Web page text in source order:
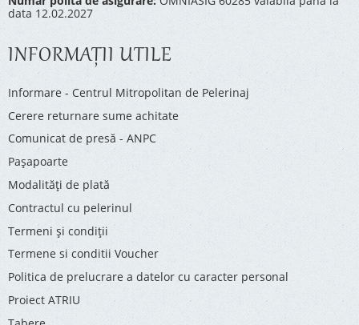
data 12.02.2027
INFORMAŢII UTILE
Informare - Centrul Mitropolitan de Pelerinaj
Cerere returnare sume achitate
Comunicat de presă - ANPC
Pașapoarte
Modalități de plată
Contractul cu pelerinul
Termeni și condiții
Termene si conditii Voucher
Politica de prelucrare a datelor cu caracter personal
Proiect ATRIU